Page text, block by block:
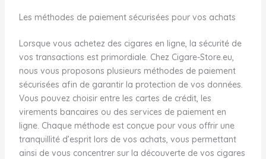
Les méthodes de paiement sécurisées pour vos achats
Lorsque vous achetez des cigares en ligne, la sécurité de
vos transactions est primordiale. Chez Cigare-Store.eu,
nous vous proposons plusieurs méthodes de paiement
sécurisées afin de garantir la protection de vos données.
Vous pouvez choisir entre les cartes de crédit, les
virements bancaires ou des services de paiement en
ligne. Chaque méthode est conçue pour vous offrir une
tranquillité d’esprit lors de vos achats, vous permettant
ainsi de vous concentrer sur la découverte de vos cigares